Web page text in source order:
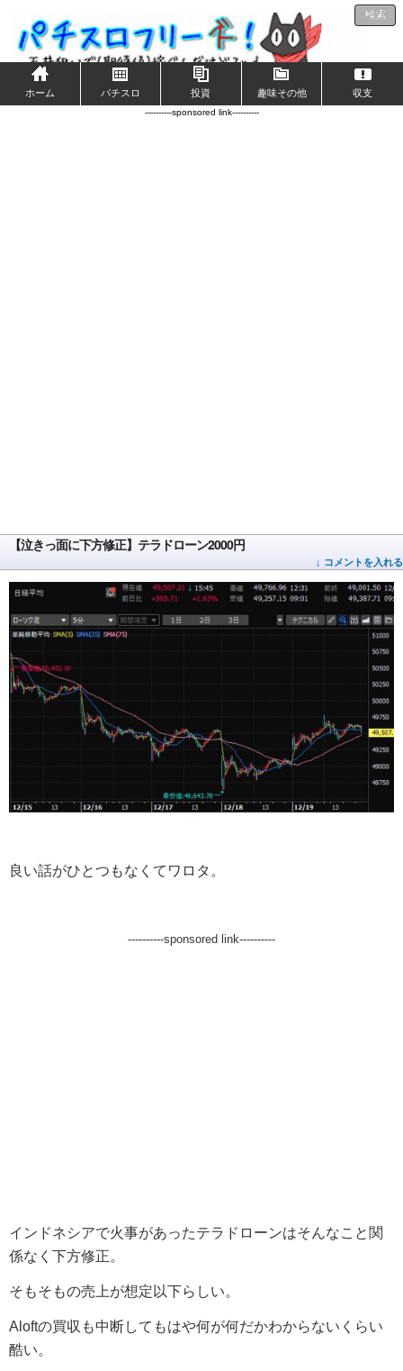
検索
ホーム パチスロ 投資 趣味その他 収支
----------sponsored link----------
【泣きっ面に下方修正】テラドローン2000円
↓ コメントを入れる
良い話がひとつもなくてワロタ。
----------sponsored link----------
インドネシアで火事があったテラドローンはそんなこと関
係なく下方修正。
そもそもの売上が想定以下らしい。
Aloftの買収も中断してもはや何が何だかわからないくらい
酷い。